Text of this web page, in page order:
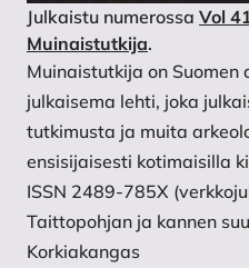
Julkaistu numerossa Vol
Muinaistutkija.
Muinaistutkija on Suomen
julkaisema lehti, joka
tutkimusta ja muita
ensisijaisesti kotimaisilla
ISSN 2489-785X
Taittopohjan ja kannen
Korkiakangas